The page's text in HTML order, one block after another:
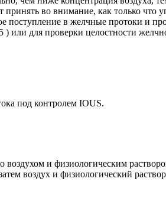
во внимание, как только что
поступление в желчные протоки и
) или для проверки целостности
под контролем IOUS.
и физиологическим
воздух и физиологический